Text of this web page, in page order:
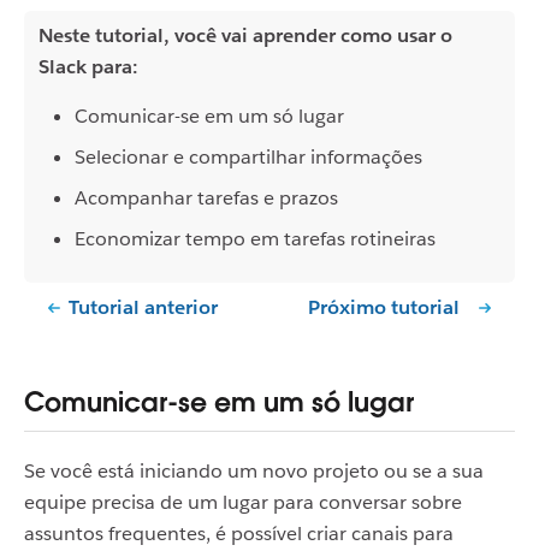
Neste tutorial, você vai aprender como usar o
Slack para:
Comunicar-se em um só lugar
Selecionar e compartilhar informações
Acompanhar tarefas e prazos
Economizar tempo em tarefas rotineiras
Tutorial anterior Próximo tutorial
Comunicar-se em um só lugar
Se você está iniciando um novo projeto ou se a sua
equipe precisa de um lugar para conversar sobre
assuntos frequentes, é possível criar canais para